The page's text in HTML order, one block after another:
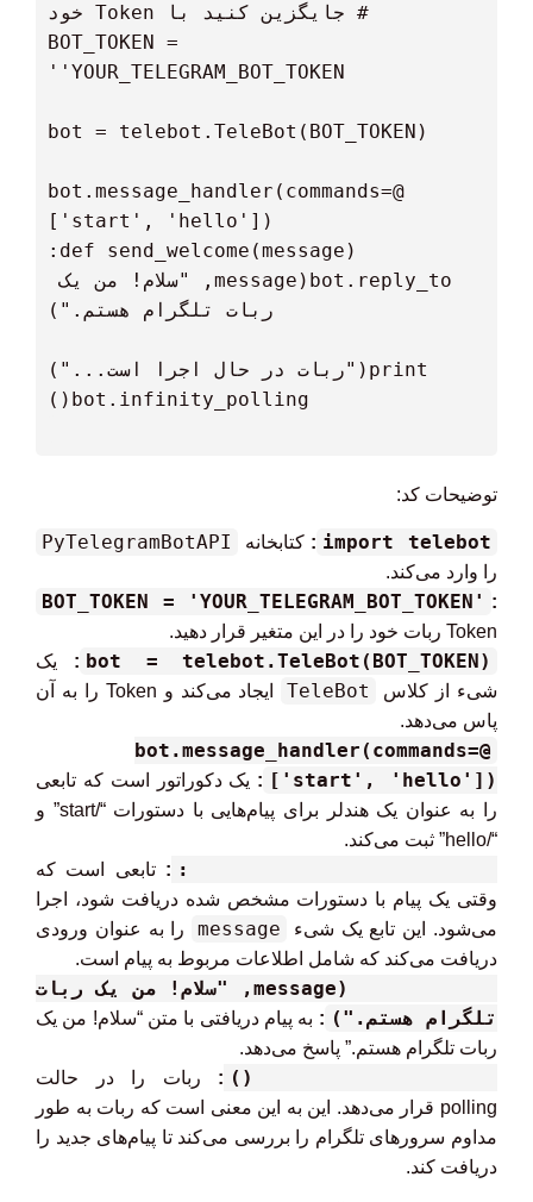
BOT_TOKEN =
@bot.message_handler(commands=
  bot.reply_to(message, "سلام! من یک
توضیحات کد:
import telebot
: کتابخانه PyTelegramBotAPI
را وارد می‌کند.
BOT_TOKEN = 'YOUR_TELEGRAM_BOT_TOKEN' :
Token ربات خود را در این متغیر قرار دهید.
bot = telebot.TeleBot(BOT_TOKEN)
: یک
شیء از کلاس
TeleBot
ایجاد می‌کند و Token را به آن
پاس می‌دهد.
@bot.message_handler(commands=
['start', 'hello'])
: یک دکوراتور است که تابعی
را به عنوان یک هندلر برای پیام‌هایی با دستورات “/start” و
“/hello” ثبت می‌کند.
: تابعی است که
وقتی یک پیام با دستورات مشخص شده دریافت شود، اجرا
می‌شود. این تابع یک شیء
message
را به عنوان ورودی
دریافت می‌کند که شامل اطلاعات مربوط به پیام است.
bot.reply_to(message, "سلام! من یک ربات
تلگرام هستم.") : به پیام دریافتی با متن “سلام! من یک
ربات تلگرام هستم.” پاسخ می‌دهد.
: ربات را در حالت
polling قرار می‌دهد. این به این معنی است که ربات به طور
مداوم سرورهای تلگرام را بررسی می‌کند تا پیام‌های جدید را
دریافت کند.